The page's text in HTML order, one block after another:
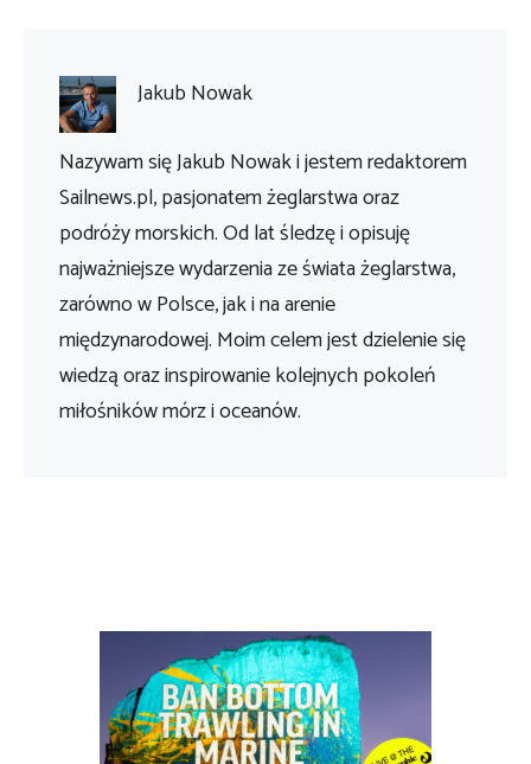
Jakub Nowak
Nazywam się Jakub Nowak i jestem redaktorem
Sailnews.pl, pasjonatem żeglarstwa oraz
podróży morskich. Od lat śledzę i opisuję
najważniejsze wydarzenia ze świata żeglarstwa,
zarówno w Polsce, jak i na arenie
międzynarodowej. Moim celem jest dzielenie się
wiedzą oraz inspirowanie kolejnych pokoleń
miłośników mórz i oceanów.